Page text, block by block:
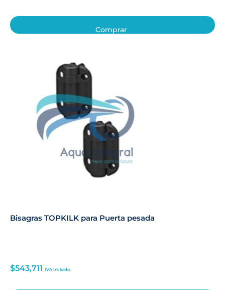
Comprar
Bisagras TOPKILK para Puerta pesada
$543,711 IVA Incluido